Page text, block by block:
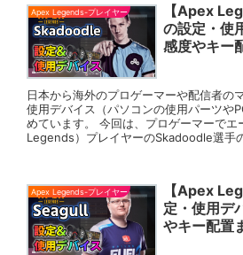
Apex Legends-プレイヤー
【Apex
の設定・使
感度やキー
日本から海外のプロゲーマーや配信者の
使用デバイス（パソコンの使用パーツや
めています。 今回は、プロゲーマーで
Legends）プレイヤーのSkadoodle選手
Apex Legends-プレイヤー
【Apex
定・使用デ
やキー配置